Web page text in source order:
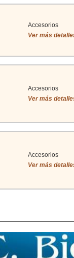
Accesorios
Ver más
Accesorios
Ver más
Accesorios
Ver más